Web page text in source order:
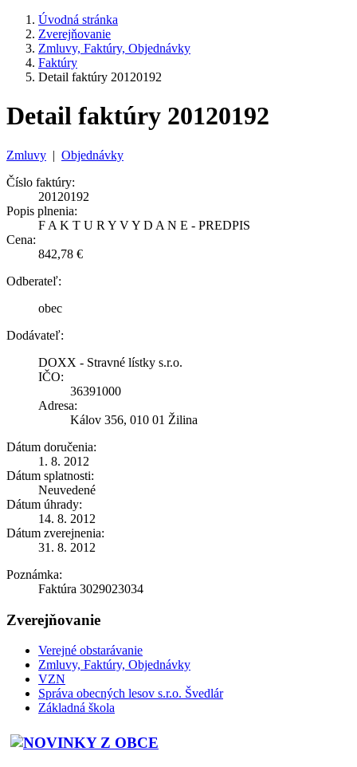
Úvodná stránka
Zverejňovanie
Zmluvy, Faktúry, Objednávky
Faktúry
Detail faktúry 20120192
Detail faktúry 20120192
Zmluvy | Objednávky
Číslo faktúry:
20120192
Popis plnenia:
F A K T U R Y V Y D A N E - PREDPIS
Cena:
842,78 €
Odberateľ:
obec
Dodávateľ:
DOXX - Stravné lístky s.r.o.
IČO:
36391000
Adresa:
Kálov 356, 010 01 Žilina
Dátum doručenia:
1. 8. 2012
Dátum splatnosti:
Neuvedené
Dátum úhrady:
14. 8. 2012
Dátum zverejnenia:
31. 8. 2012
Poznámka:
Faktúra 3029023034
Zverejňovanie
Verejné obstarávanie
Zmluvy, Faktúry, Objednávky
VZN
Správa obecných lesov s.r.o. Švedlár
Základná škola